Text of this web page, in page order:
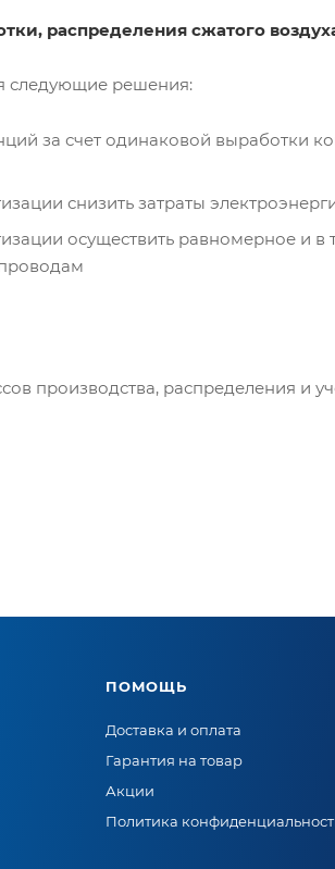
распределения сжатого
следующие решения:
за счет одинаковой выработки
снизить затраты
осуществить равномерное и
производства, распределения и
ПОМОЩЬ
Доставка и оплата
Гарантия на товар
Акции
Политика